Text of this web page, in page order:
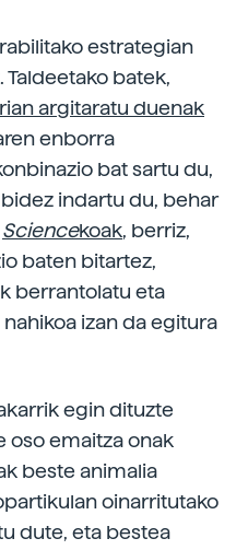
estrategian
batek,
argitaratu duenak
enborra
bat sartu du,
indartu du, behar
Sciencekoak, berriz,
baten bitartez,
berrantolatu eta
izan da egitura
egin dituzte
oso emaitza onak
beste animalia
oinarritutako
dute, eta bestea